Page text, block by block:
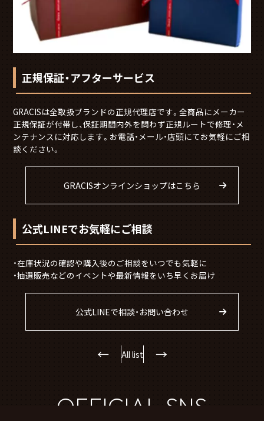
正規保証・アフターサービス
GRACISは全取扱ブランドの正規代理店です。全商品にメーカー
正規保証が付帯し、保証期間内外を問わず正規ルートで修理・メ
ンテナンスに対応します。お電話・メール・店頭にてお気軽にご相
談ください。
GRACISオンラインショップはこちら
公式LINEでお気軽にご相談
在庫状況の確認や購入後のご相談をいつでも気軽に
抽選販売などのイベントや最新情報をいち早くお届け
公式LINEで相談・お問い合わせ
← All list →
OFFICIAL SNS